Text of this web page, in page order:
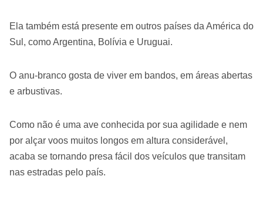
Ela também está presente em outros países da América do
Sul, como Argentina, Bolívia e Uruguai.
O anu-branco gosta de viver em bandos, em áreas abertas
e arbustivas.
Como não é uma ave conhecida por sua agilidade e nem
por alçar voos muitos longos em altura considerável,
acaba se tornando presa fácil dos veículos que transitam
nas estradas pelo país.